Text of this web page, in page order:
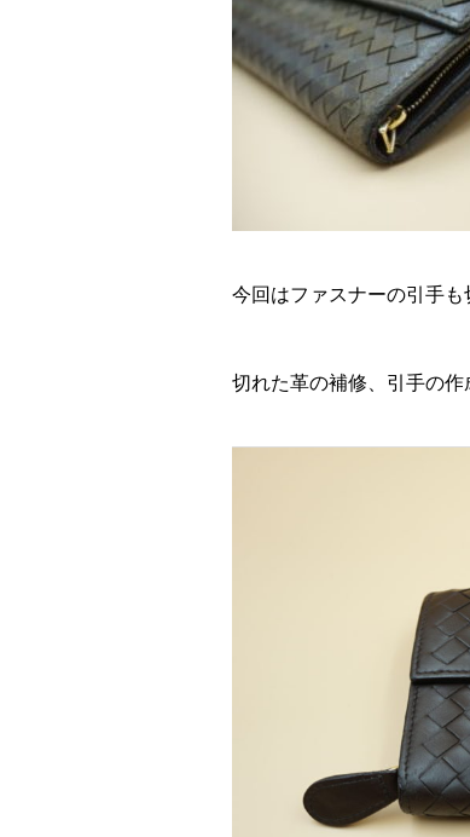
今回はファスナーの引手
切れた革の補修、引手の作